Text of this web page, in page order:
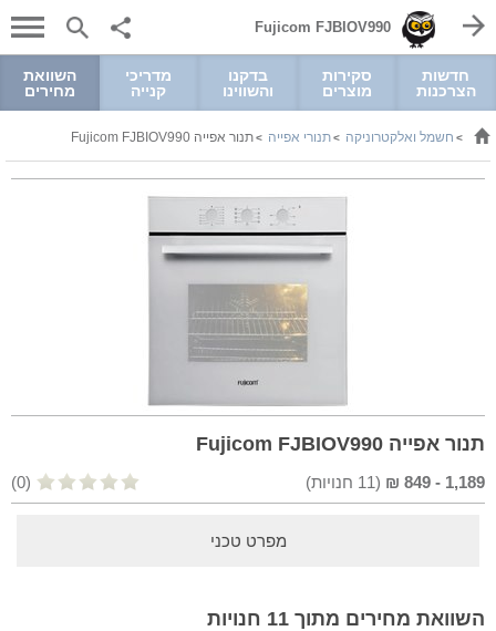
Fujicom FJBIOV990
חדשות
הצרכנות
סקירות
מוצרים
בדקנו
והשווינו
מדריכי
קנייה
השוואת
מחירים
> חשמל ואלקטרוניקה >תנורי אפייה >תנור אפייה Fujicom FJBIOV990
תנור אפייה Fujicom FJBIOV990
1,189
-
849
₪
(
11 חנויות) (0)
מפרט טכני
השוואת מחירים מתוך 11 חנויות